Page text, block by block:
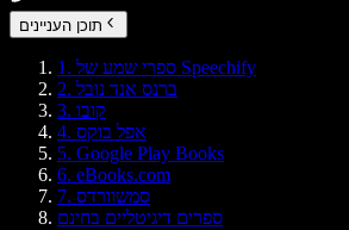
תוכן העניינים
1. ספרי שמע של Speechify
2. ברנס אנד נובל
3. קובו
4. אפל בוקס
5. Google Play Books
6. eBooks.com
7. סמשוורדס
ספרים דיגיטליים בחינם